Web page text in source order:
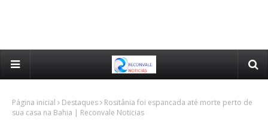
Página inicial Destaques
Rositânia foi espancada até morte perto de
sua casa na Bahia | Reconvale Noticias